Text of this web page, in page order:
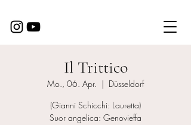
Il Trittico
Mo., 06. Apr.
  |
Düsseldorf
(Gianni Schicchi: Lauretta)
Suor angelica: Genovieffa